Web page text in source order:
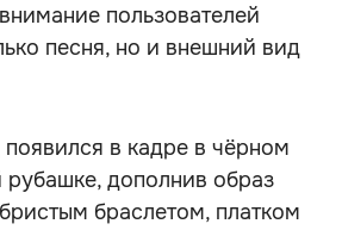
пользователей
песня, но и внешний вид
в кадре в чёрном
дополнив образ
браслетом, платком